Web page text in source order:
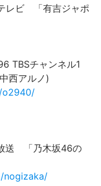
レビ 「有吉ジャポ
TBSチャンネル1
西アルノ)
o2940/
送 「乃木坂46の
nogizaka/